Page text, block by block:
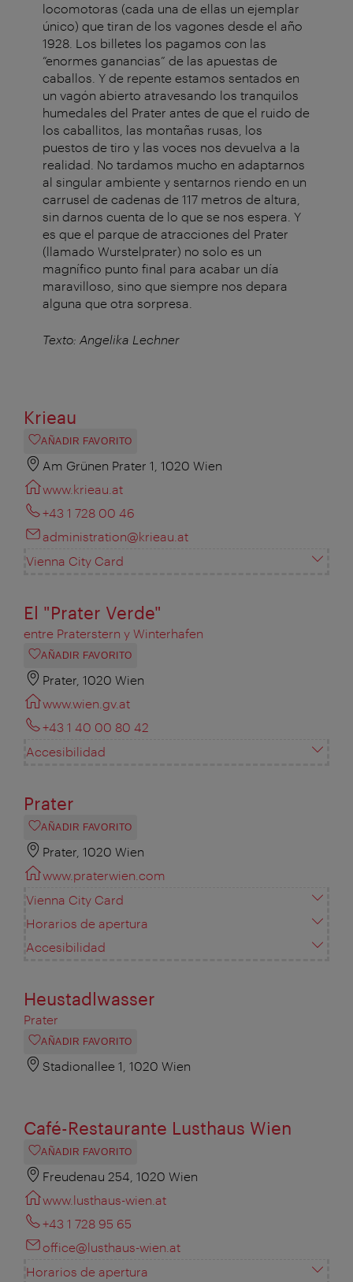
locomotoras (cada una de ellas un ejemplar
único) que tiran de los vagones desde el año
1928. Los billetes los pagamos con las
“enormes ganancias” de las apuestas de
caballos. Y de repente es­ta­mos sentados en
un vagón abierto atravesando los tranquilos
humedales del Prater antes de que el ruido de
los caballitos, las montañas rusas, los
puestos de tiro y las voces nos devuelva a la
realidad. No tardamos mucho en adaptarnos
al singular ambiente y sentarnos riendo en un
carrusel de cadenas de 117 metros de altura,
sin darnos cuenta de lo que se nos espera. Y
es que el par­que de atracciones del Prater
(lla­mado Wurstelprater) no solo es un
magnífico punto final para acabar un día
maravilloso, sino que siempre nos depara
alguna que otra sorpresa.
Texto: Angelika Lechner
Krieau
AÑADIR FAVORITO
Am Grünen Prater 1, 1020 Wien
www.krieau.at
+43 1 728 00 46
administration@krieau.at
Vienna City Card
El "Prater Verde"
entre Praterstern y Winterhafen
AÑADIR FAVORITO
Prater, 1020 Wien
www.wien.gv.at
+43 1 40 00 80 42
Accesibilidad
Prater
AÑADIR FAVORITO
Prater, 1020 Wien
www.praterwien.com
Vienna City Card
Horarios de apertura
Accesibilidad
Heustadlwasser
Prater
AÑADIR FAVORITO
Stadionallee 1, 1020 Wien
Café-Restaurante Lusthaus Wien
AÑADIR FAVORITO
Freudenau 254, 1020 Wien
www.lusthaus-wien.at
+43 1 728 95 65
office@lusthaus-wien.at
Horarios de apertura